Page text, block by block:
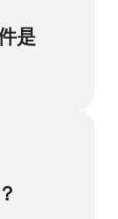
人数据
费版，
水印，
，导出
喜欢这
是
直观。
！因
件之